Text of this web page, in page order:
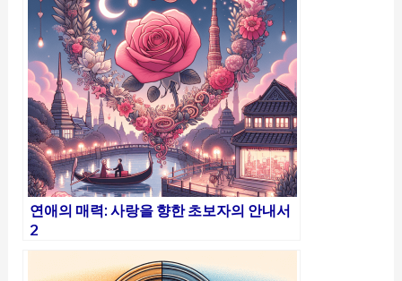
연애의 매력: 사랑을 향한 초보자의 안내서
2